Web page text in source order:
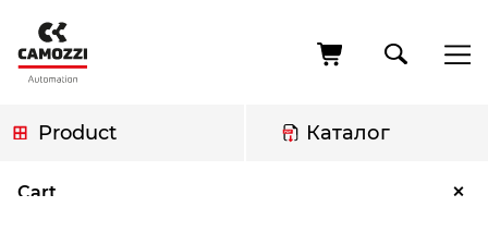
main
content
Product Каталог
Cart ×